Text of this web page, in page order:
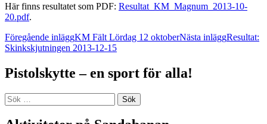
Här finns resultatet som PDF: Resultat_KM_Magnum_2013-10-
20.pdf.
Inläggsnavigering
Föregående inläggKM Fält Lördag 12 oktoberNästa inläggResultat:
Skinkskjutningen 2013-12-15
Pistolskytte – en sport för alla!
Sök
efter: